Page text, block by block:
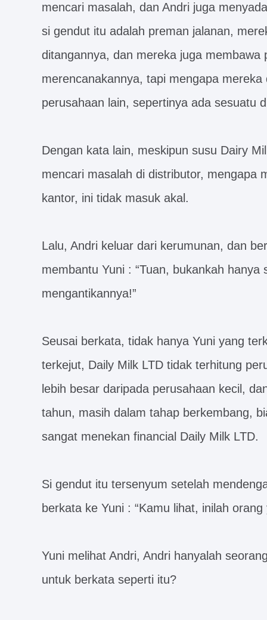
mencari masalah, dan Andri juga
si gendut itu adalah preman jalanan,
ditangannya, dan mereka juga
merencanakannya, tapi mengapa
perusahaan lain, sepertinya ada sesuatu
Dengan kata lain, meskipun susu Dairy
mencari masalah di distributor, mengapa
kantor, ini tidak masuk akal.
Lalu, Andri keluar dari kerumunan, dan
membantu Yuni : “Tuan, bukankah
mengantikannya!”
Seusai berkata, tidak hanya Yuni yang
terkejut, Daily Milk LTD tidak terhitung
lebih besar daripada perusahaan kecil,
tahun, masih dalam tahap berkembang,
sangat menekan financial Daily Milk LTD.
Si gendut itu tersenyum setelah
berkata ke Yuni : “Kamu lihat, inilah
Yuni melihat Andri, Andri hanyalah
untuk berkata seperti itu?